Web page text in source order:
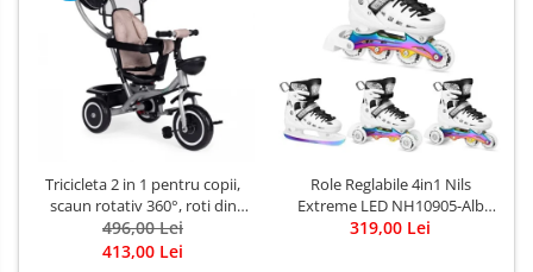
Tricicleta 2 in 1 pentru copii,
scaun rotativ 360°, roti din
spuma EVA, Ecotoys WQL-
066-52
496,00 Lei
413,00 Lei
Role Reglabile 4in1 Nils
Extreme LED NH10905-Alb
curcubeu
319,00 Lei